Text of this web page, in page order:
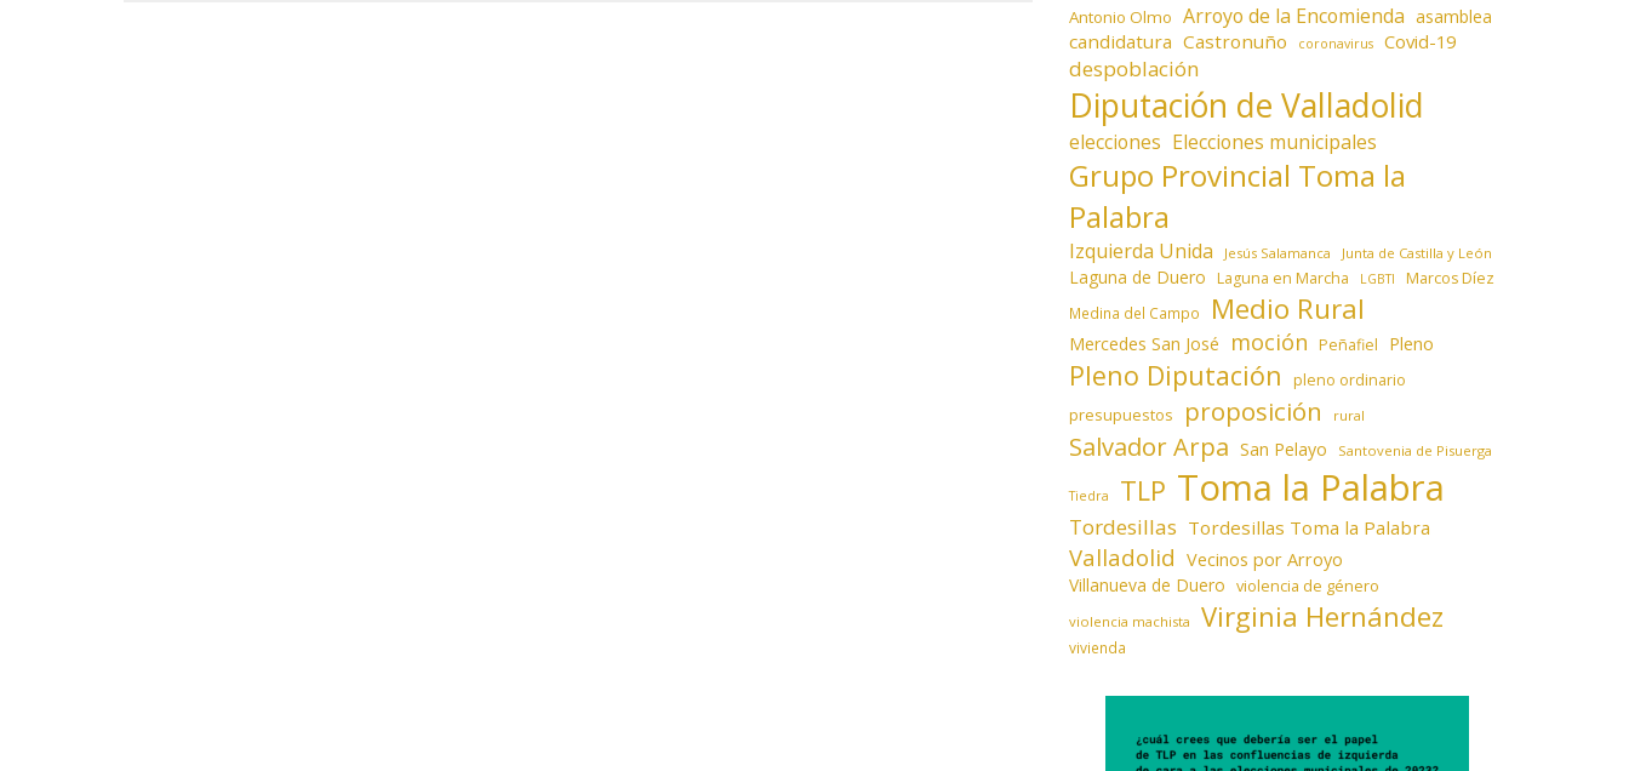
Antonio Olmo Arroyo de la Encomienda asamblea
candidatura Castronuño coronavirus Covid-19
despoblación
Diputación de Valladolid
elecciones Elecciones municipales
Grupo Provincial Toma la
Palabra
Izquierda Unida Jesús Salamanca Junta de Castilla y León
Laguna de Duero Laguna en Marcha LGBTI Marcos Díez
Medina del Campo Medio Rural
Mercedes San José moción Peñafiel Pleno
Pleno Diputación pleno ordinario
presupuestos proposición rural
Salvador Arpa San Pelayo Santovenia de Pisuerga
Tiedra TLP Toma la Palabra
Tordesillas Tordesillas Toma la Palabra
Valladolid Vecinos por Arroyo
Villanueva de Duero violencia de género
violencia machista Virginia Hernández
vivienda